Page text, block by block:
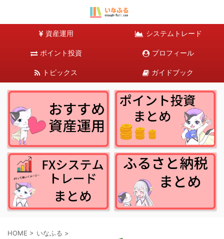
資産運用 システムトレード
ポイント投資 プロフィール
トピックス ガイドブック
HOME > いなふる >